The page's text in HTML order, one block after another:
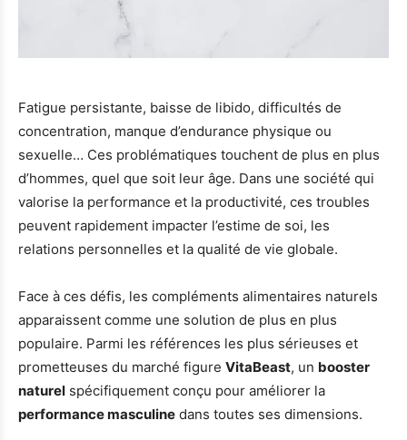
Fatigue persistante, baisse de libido, difficultés de
concentration, manque d’endurance physique ou
sexuelle… Ces problématiques touchent de plus en plus
d’hommes, quel que soit leur âge. Dans une société qui
valorise la performance et la productivité, ces troubles
peuvent rapidement impacter l’estime de soi, les
relations personnelles et la qualité de vie globale.
Face à ces défis, les compléments alimentaires naturels
apparaissent comme une solution de plus en plus
populaire. Parmi les références les plus sérieuses et
prometteuses du marché figure VitaBeast, un booster
naturel spécifiquement conçu pour améliorer la
performance masculine dans toutes ses dimensions.